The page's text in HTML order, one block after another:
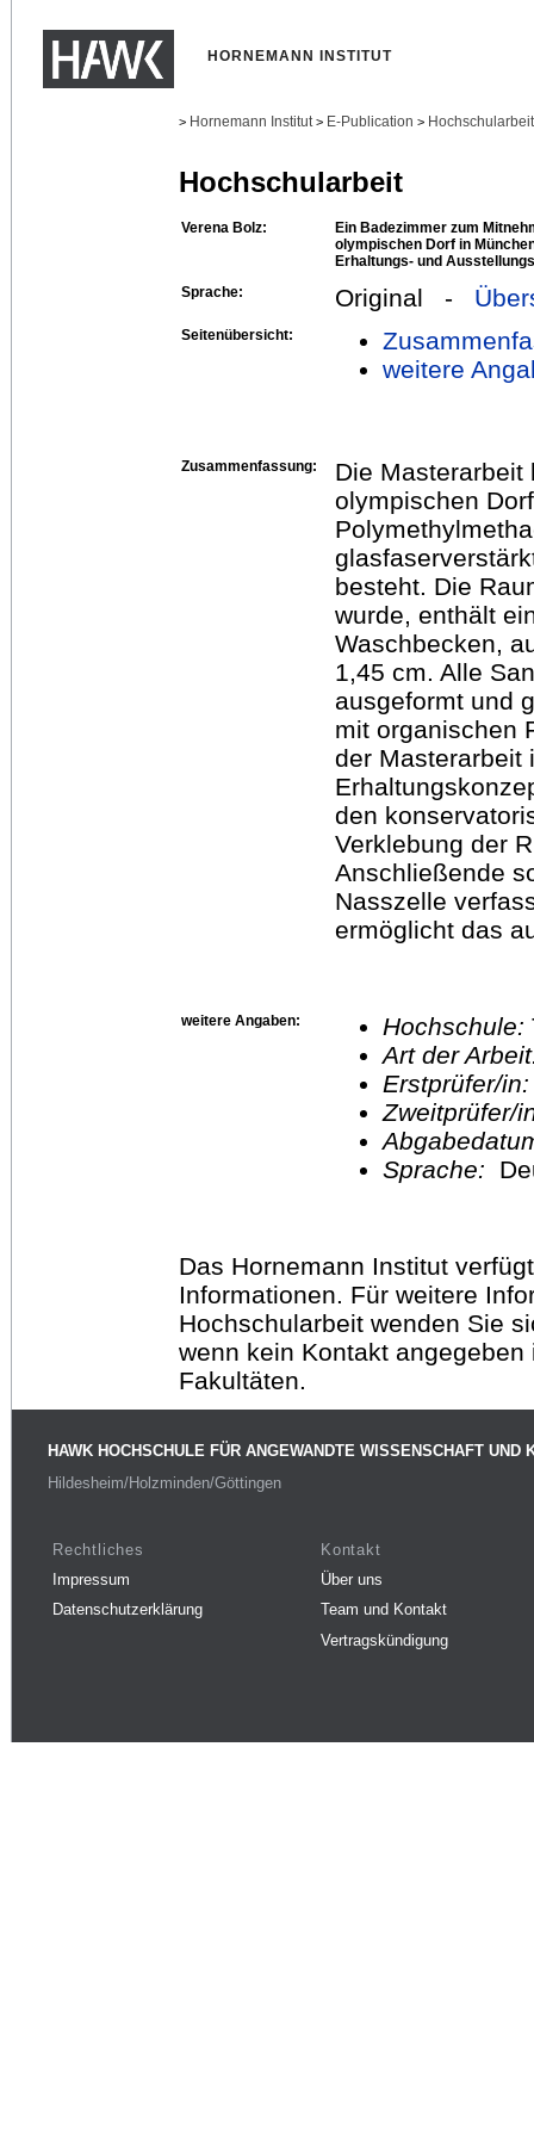
HORNEMANN INSTITUT
> Hornemann Institut > E-Publication >
Hochschularbeit
Verena Bolz:
Ein Badezimmer zum
olympischen Dorf in
Erhaltungs- und
Sprache:
Original -
Seitenübersicht:
weitere
Zusammenfassung:
Die
olympischen
besteht. Die
wurde, enthält
Waschbecken,
1,45 cm. Alle
ausgeformt und
mit organischen
der Masterarbeit
den
Verklebung der
Anschließende
Nasszelle
ermöglicht das
weitere Angaben: Hochschule:
Art der
Erstprüfer/
Sprache:
Das Hornemann Institut
Informationen. Für weitere
Hochschularbeit wenden Sie
wenn kein Kontakt
Fakultäten.
HAWK HOCHSCHULE FÜR ANGEWANDTE WISSENSCHAFT UND
Hildesheim/Holzminden/Göttingen
Rechtliches
Impressum
Datenschutzerklärung
Kontakt
Über uns
Team und Kontakt
Vertragskündigung